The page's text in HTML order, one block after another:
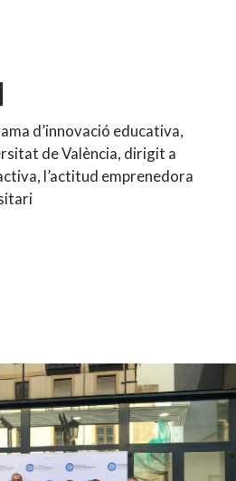
d’innovació educativa,
de València, dirigit a
l’actitud emprenedora